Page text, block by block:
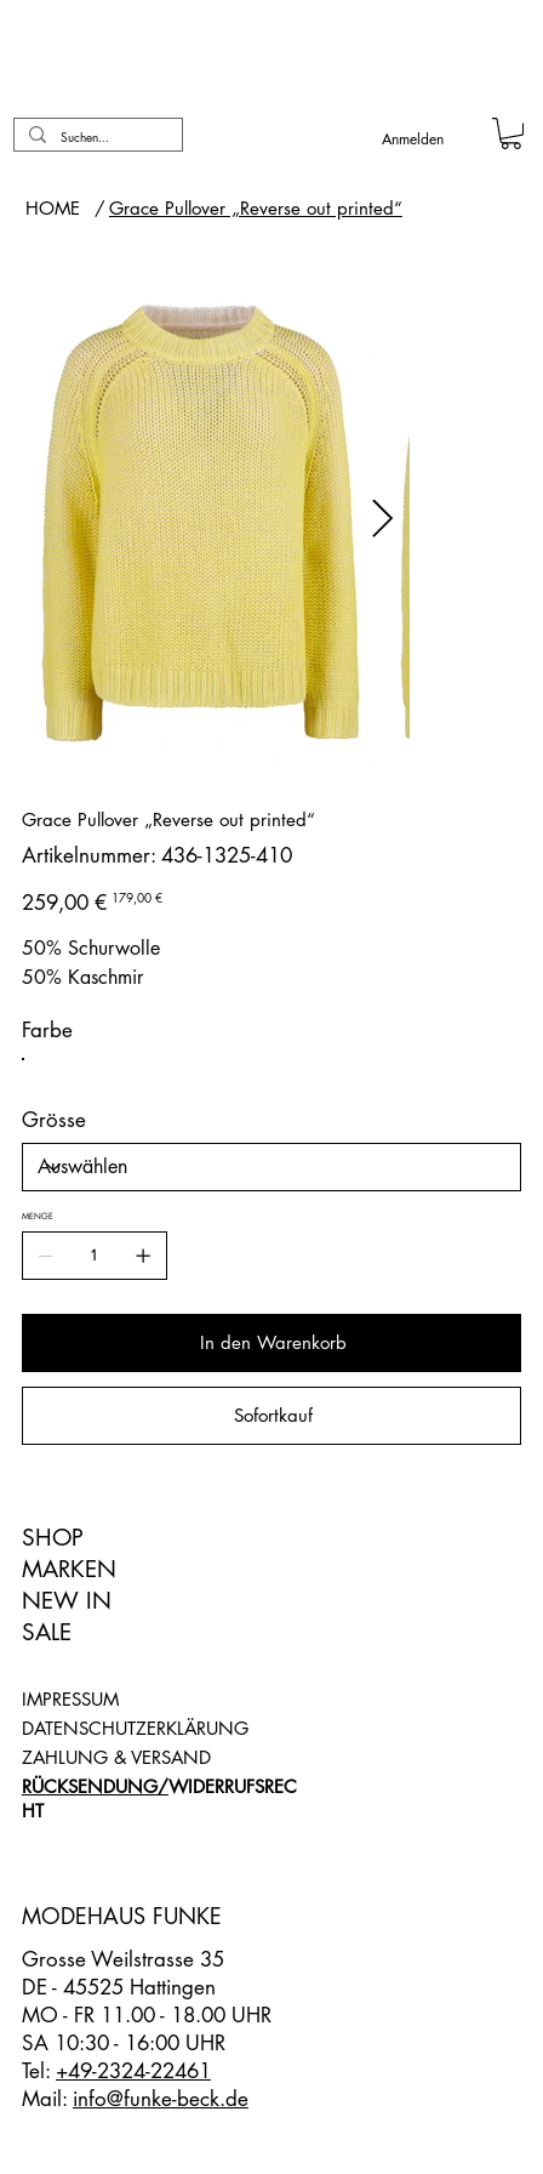
Anmelden
HOME / Grace Pullover „Reverse out printed“
Grace Pullover „Reverse out printed“
Artikelnummer:
Artikelnummer:
436-
436-1325-410
Ursprünglicher
Preis
259,00 € Angebotspreis
179,00 €
50% Schurwolle
50% Kaschmir
Farbe
Grösse
MENGE
In den Warenkorb
Sofortkauf
SHOP
MARKEN
NEW IN
SALE
IMPRESSUM
DATENSCHUTZERKLÄRUNG
ZAHLUNG & VERSAND
RÜCKSENDUNG/WIDERRUFSREC
HT
Grosse Weilstrasse 35
DE - 45525 Hattingen
MO - FR 11.00 - 18.00 UHR
SA 10:30 - 16:00 UHR
Tel: +49-2324-22461
Mail: info@funke-beck.de
MODEHAUS FUNKE